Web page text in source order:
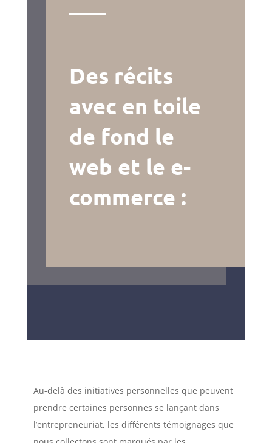
Des récits
avec en toile
de fond le
web et le e-
commerce :
Au-delà des initiatives personnelles que peuvent
prendre certaines personnes se lançant dans
l’entrepreneuriat, les différents témoignages que